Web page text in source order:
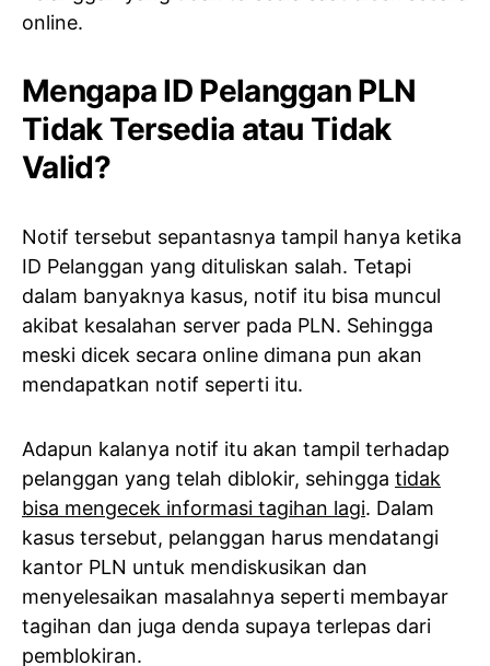
online.
Mengapa ID Pelanggan PLN
Tidak Tersedia atau Tidak
Valid?
Notif tersebut sepantasnya tampil hanya ketika
ID Pelanggan yang dituliskan salah. Tetapi
dalam banyaknya kasus, notif itu bisa muncul
akibat kesalahan server pada PLN. Sehingga
meski dicek secara online dimana pun akan
mendapatkan notif seperti itu.
Adapun kalanya notif itu akan tampil terhadap
pelanggan yang telah diblokir, sehingga tidak
bisa mengecek informasi tagihan lagi. Dalam
kasus tersebut, pelanggan harus mendatangi
kantor PLN untuk mendiskusikan dan
menyelesaikan masalahnya seperti membayar
tagihan dan juga denda supaya terlepas dari
pemblokiran.